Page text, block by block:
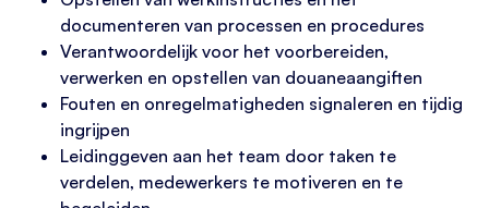
documenteren van processen en procedures
Verantwoordelijk voor het voorbereiden,
verwerken en opstellen van douaneaangiften
Fouten en onregelmatigheden signaleren en tijdig
ingrijpen
Leidinggeven aan het team door taken te
verdelen, medewerkers te motiveren en te